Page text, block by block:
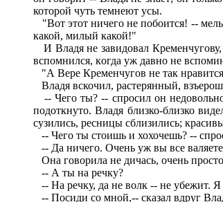
которой чуть темнеют усы.
"Вот этот ничего не побоится! --
какой, милый какой!"
И Владя не завидовал
вспомнился, когда уж давно не
"А Вере Кременчугов не так
Владя вскочил, растерянный,
-- Чего ты? -- спросил он
подоткнуто. Владя близко-близко
сузились, ресницы сблизились;
-- Чего ты стоишь и хохочешь? --
-- Да ничего. Очень уж вы все
Она говорила не дичась, очень
-- А ты на речку?
-- На речку, да не волк -- не убежит. Я
-- Посиди со мной,-- сказал вдруг